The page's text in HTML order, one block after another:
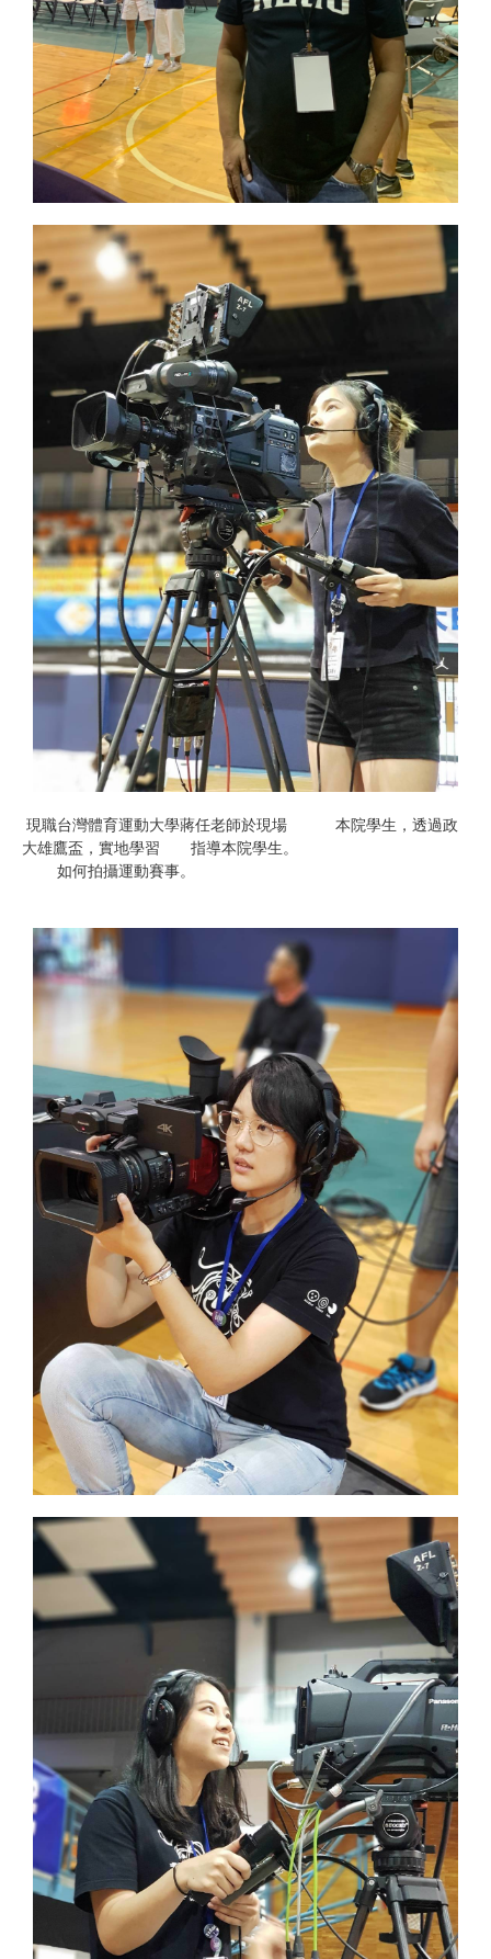
現職台灣體育運動大學蔣任老師於現場 本院學生，透過政
大雄鷹盃，實地學習 指導本院學生。
如何拍攝運動賽事。